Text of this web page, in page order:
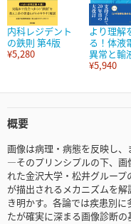
内科レジデント
の鉄則 第4版
¥5,280
より理解
る！体液
異常と輸
¥5,940
概要
画像は病理・病態を反映し
―そのプリンシプルの下、画
れた金沢大学・松井グルー
が描出されるメカニズムを
き明かす。各論では疾患別
たが確実に深まる画像診断の